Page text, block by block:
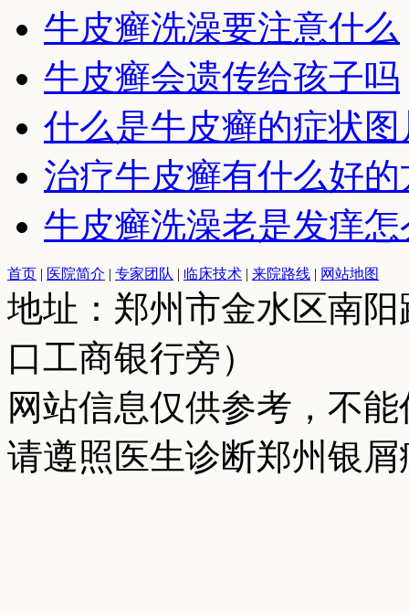
牛皮癣洗澡要注意什么
牛皮癣会遗传给孩子吗
什么是牛皮癣的症状图
治疗牛皮癣有什么好
牛皮癣洗澡老是发痒
首页 | 医院简介 | 专家团队 | 临床技术 | 来院路线 | 网站地图
地址：郑州市金水区南
口工商银行旁）
网站信息仅供参考，不
请遵照医生诊断郑州银